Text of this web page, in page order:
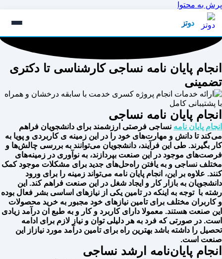
پرش به محتوا
دوتز
انجام پایان نامه نساجی کارشناسی تا دکتری
تضمینی
انجام پایان نامه نساجی
انجام پایان نامه نساجی فرصتی ارزشمند برای دانشجویان فراهم
می‌کند تا دانش و مهارت‌های خود را در این زمینه ی کاربردی و پویا به
کار بگیرند. طی این فرآیند، دانشجویان می‌توانند به بررسی چالش‌ها و
فرصت‌های موجود در این صنعت بپردازند، به نوآوری در زمینه‌های
مختلف نساجی و به یافتن راه‌حل‌های جدید برای مشکلات موجود کمک
کنند. علاوه بر این، انجام پایان نامه می‌تواند زمینه را برای ورود
دانشجویان به بازار کار و ایجاد شغل در این صنعت فراهم کند. این
رشته با توجه به اینکه در تامین یکی از نیازهای اساسی بشر فعال بوده
و کاربران مختلف برای تامین نیازهای خود مجبور به خرید محصولات
این صنعت هستند. معمولا دارای کاربرد و کار و به طبع ان درآمد زیادی
است. در صورتی که فرد به هر دلیلی توان و نیاز لازم برای ادامه
تحصیل را داشته باشد بهترین راه برای تامین درآمد مورد نیازاز این
صنعت است.
انجام پایان‌نامه ارشد نساجی